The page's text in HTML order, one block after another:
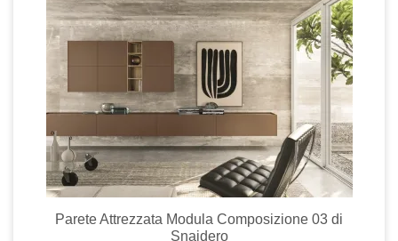
Parete Attrezzata Modula Composizione 03 di
Snaidero